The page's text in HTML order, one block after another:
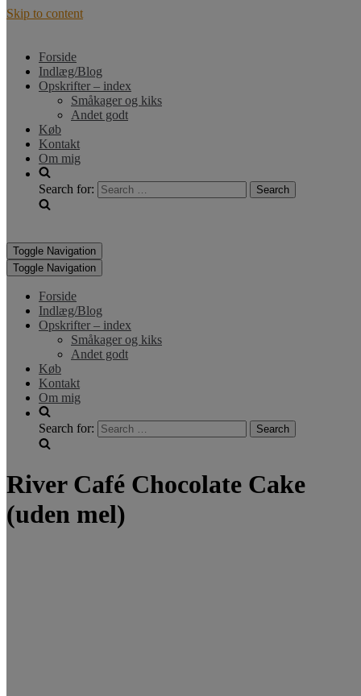
Skip to content
Forside
Indlæg/Blog
Opskrifter – index
Småkager og kiks
Andet godt
Køb
Kontakt
Om mig
Search for:
Toggle Navigation
Toggle Navigation
Forside
Indlæg/Blog
Opskrifter – index
Småkager og kiks
Andet godt
Køb
Kontakt
Om mig
Search for:
River Café Chocolate Cake
(uden mel)